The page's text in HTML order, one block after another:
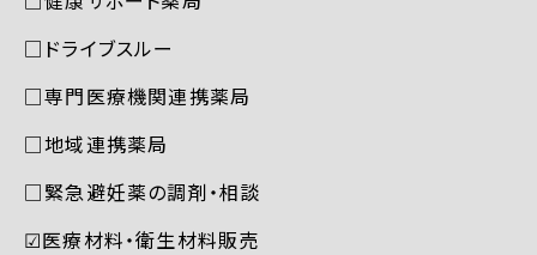
□ドライブスルー
□専門医療機関連携薬局
□地域連携薬局
□緊急避妊薬の調剤・相談
☑︎医療材料・衛生材料販売